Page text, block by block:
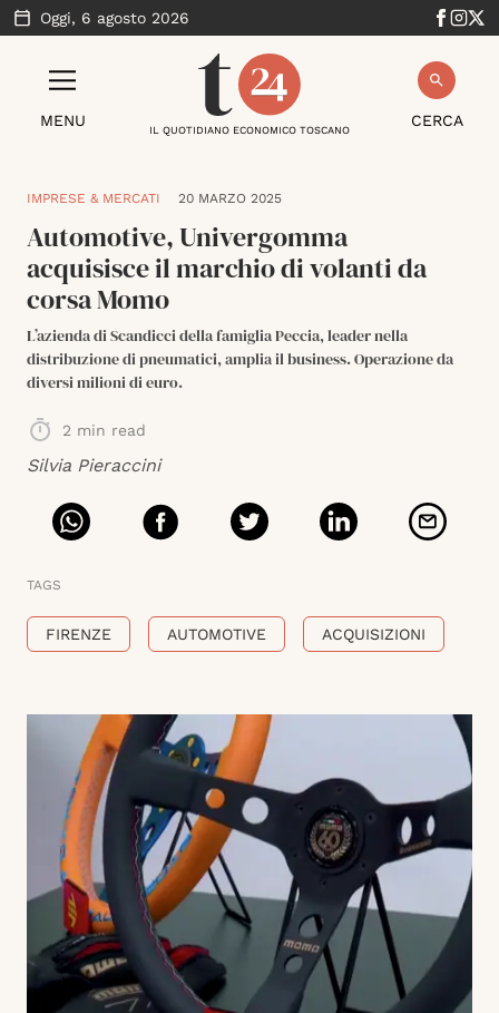
Oggi, 6 agosto 2026
MENU CERCA
IL QUOTIDIANO ECONOMICO TOSCANO
IMPRESE & MERCATI 20 MARZO 2025
Automotive, Univergomma
acquisisce il marchio di volanti da
corsa Momo
L’azienda di Scandicci della famiglia Peccia, leader nella
distribuzione di pneumatici, amplia il business. Operazione da
diversi milioni di euro.
2 min read
Silvia Pieraccini
TAGS
FIRENZE AUTOMOTIVE ACQUISIZIONI